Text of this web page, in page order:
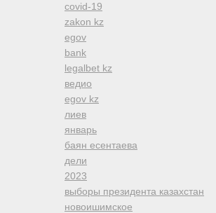
covid-19
zakon kz
egov
bank
legalbet kz
ведио
egov kz
лиев
январь
баян есентаева
дели
2023
выборы президента казахстан
новоишимское